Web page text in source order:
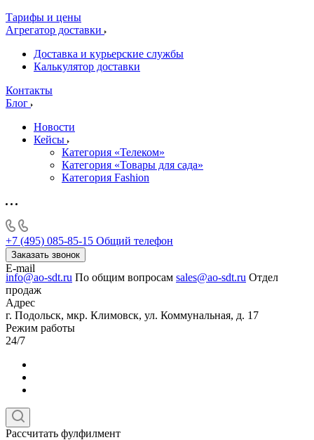
Тарифы и цены
Агрегатор доставки
Доставка и курьерские службы
Калькулятор доставки
Контакты
Блог
Новости
Кейсы
Категория «Телеком»
Категория «Товары для сада»
Категория Fashion
+7 (495) 085-85-15 Общий телефон
Заказать звонок
E-mail
info@ao-sdt.ru По общим вопросам sales@ao-sdt.ru Отдел
продаж
Адрес
г. Подольск, мкр. Климовск, ул. Коммунальная, д. 17
Режим работы
24/7
Рассчитать фулфилмент